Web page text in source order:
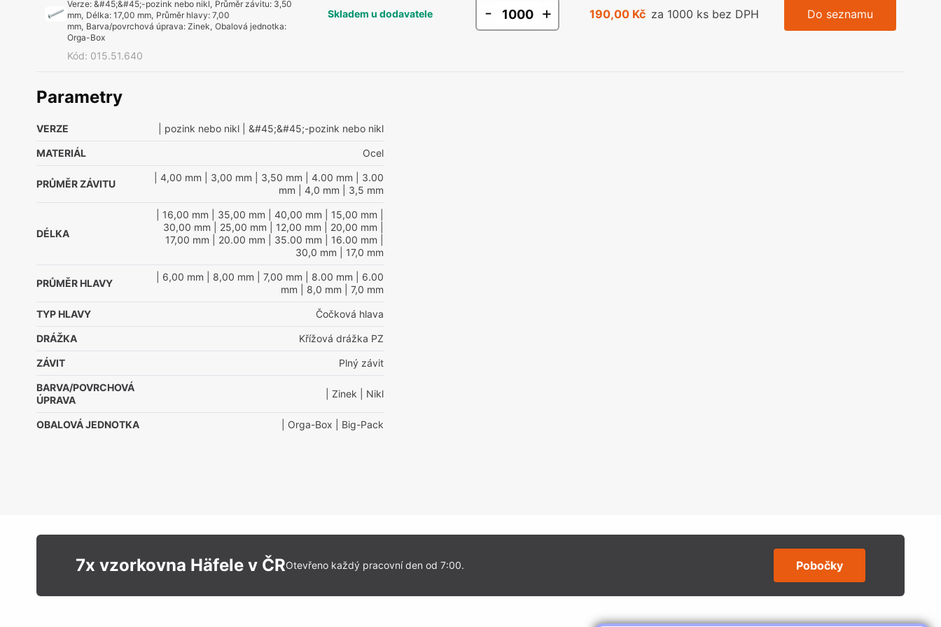
Verze: &#45;&#45;-pozink nebo nikl, Průměr závitu: 3,50
mm, Délka: 17,00 mm, Průměr hlavy: 7,00
mm, Barva/povrchová úprava: Zinek, Obalová jednotka:
Orga-Box
Kód: 015.51.640
Skladem u dodavatele - + 190,00 Kč za 1000 ks bez DPH Do seznamu
Parametry
VERZE | pozink nebo nikl | &#45;&#45;-pozink nebo nikl
MATERIÁL Ocel
PRŮMĚR ZÁVITU
| 4,00 mm | 3,00 mm | 3,50 mm | 4.00 mm | 3.00
mm | 4,0 mm | 3,5 mm
DÉLKA
| 16,00 mm | 35,00 mm | 40,00 mm | 15,00 mm
30,00 mm | 25,00 mm | 12,00 mm | 20,00 mm
17,00 mm | 20.00 mm | 35.00 mm | 16.00 mm
30,0 mm | 17,0 mm
PRŮMĚR HLAVY
| 6,00 mm | 8,00 mm | 7,00 mm | 8.00 mm | 6.00
mm | 8,0 mm | 7,0 mm
TYP HLAVY Čočková hlava
DRÁŽKA Křížová drážka PZ
ZÁVIT Plný závit
BARVA/POVRCHOVÁ
ÚPRAVA
| Zinek | Nikl
OBALOVÁ JEDNOTKA | Orga-Box | Big-Pack
7x vzorkovna Häfele v ČROtevřeno každý pracovní den od 7:00. Pobočky